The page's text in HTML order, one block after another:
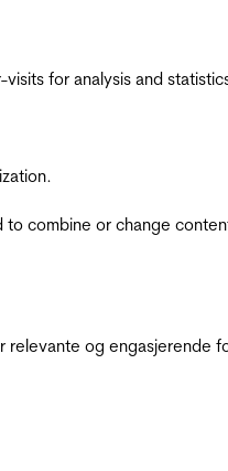
for analysis and
combine or change
og